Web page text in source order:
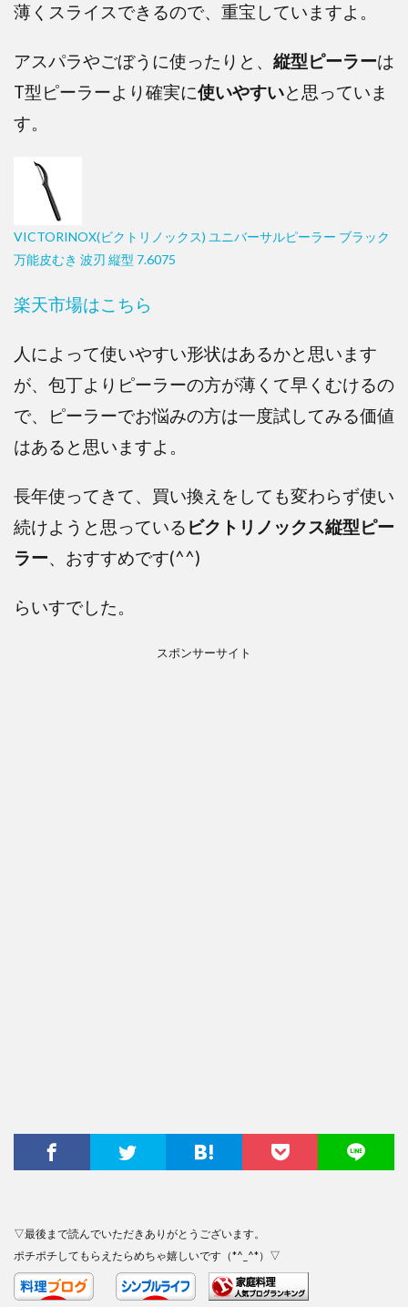
薄くスライスできるので、重宝していますよ。
アスパラやごぼうに使ったりと、 縦型ピーラーは
T型ピーラーより確実に使いやすいと思っていま
す。
VICTORINOX(ビクトリノックス) ユニバーサルピーラー ブラック
万能皮むき 波刃 縦型 7.6075
楽天市場はこちら
人によって使いやすい形状はあるかと思います
が、包丁よりピーラーの方が薄くて早くむけるの
で、ピーラーでお悩みの方は一度試してみる価値
はあると思いますよ。
長年使ってきて、買い換えをしても変わらず使い
続けようと思っている ビクトリノックス縦型ピー
ラー、おすすめです(^^)
らいすでした。
スポンサーサイト
▽最後まで読んでいただきありがとうございます。
ポチポチしてもらえたらめちゃ嬉しいです（*^_^*）▽